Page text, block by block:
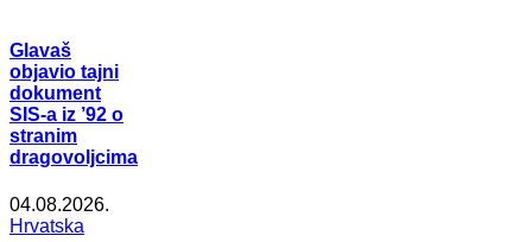
Glavaš
objavio tajni
dokument
SIS-a iz ’92 o
stranim
dragovoljcima
04.08.2026.
Hrvatska